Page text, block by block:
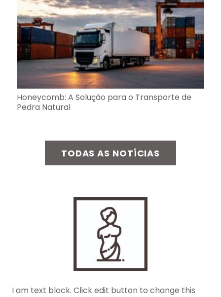
Honeycomb: A Solução para o Transporte de
Pedra Natural
TODAS AS NOTÍCIAS
I am text block. Click edit button to change this